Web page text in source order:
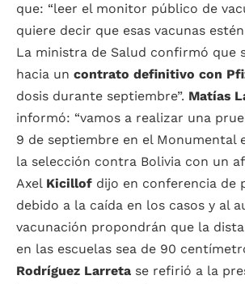
que: “leer el monitor público de
quiere decir que esas vacunas
La ministra de Salud confirmó que
hacia un contrato definitivo con
dosis durante septiembre”. Matías
informó: “vamos a realizar una
9 de septiembre en el Monumental
la selección contra Bolivia con un
Axel Kicillof dijo en conferencia de
debido a la caída en los casos y al
vacunación propondrán que la
en las escuelas sea de 90
Rodríguez Larreta se refirió a la